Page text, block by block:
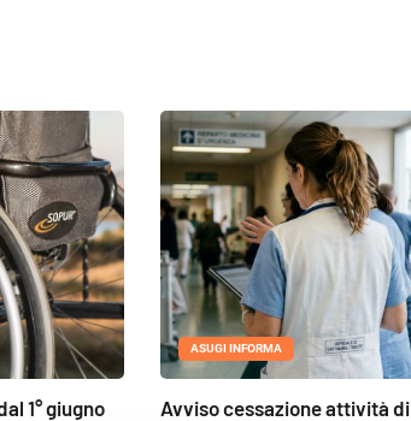
1° giugno
ASUGI INFORMA
Avviso cessazione attività di